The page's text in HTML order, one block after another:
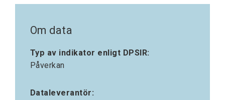
Om data
Typ av indikator enligt DPSIR:
Påverkan
Dataleverantör: